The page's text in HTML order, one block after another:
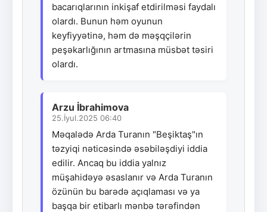
bacarıqlarının inkişaf etdirilməsi faydalı
olardı. Bunun həm oyunun
keyfiyyətinə, həm də məşqçilərin
peşəkarlığının artmasına müsbət təsiri
olardı.
Arzu İbrahimova
25.İyul.2025 06:40
Məqalədə Arda Turanın "Beşiktaş"ın
təzyiqi nəticəsində əsəbiləşdiyi iddia
edilir. Ancaq bu iddia yalnız
müşahidəyə əsaslanır və Arda Turanın
özünün bu barədə açıqlaması və ya
başqa bir etibarlı mənbə tərəfindən